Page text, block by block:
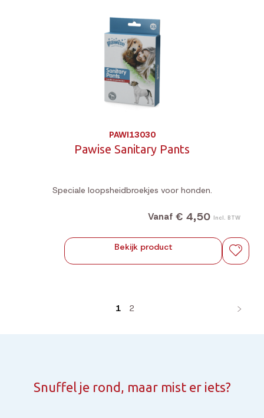
PAWI13030
Pawise Sanitary Pants
Speciale loopsheidbroekjes voor honden.
Vanaf € 4,50 Incl. BTW
Bekijk product
1 2
Snuffel je rond, maar mist er iets?